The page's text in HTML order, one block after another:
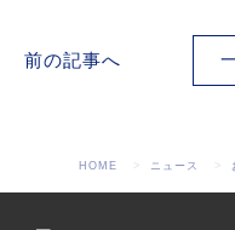
前の記事へ
HOME ニュース